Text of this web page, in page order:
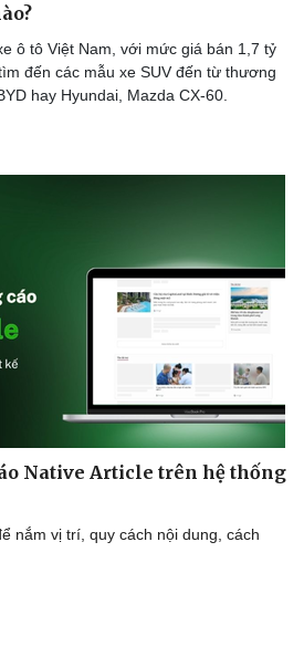
Thời trang
Sao Việt
ô tô Việt Nam, với mức giá bán 1,7 tỷ
đến các mẫu xe SUV đến từ thương
hay Hyundai, Mazda CX-60.
Native Article trên hệ thống
nắm vị trí, quy cách nội dung, cách